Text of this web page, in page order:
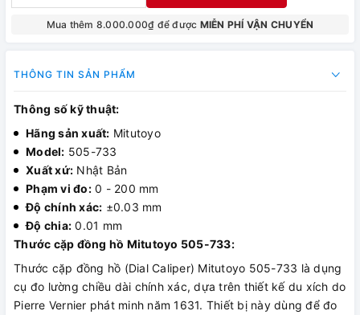
Mua thêm 8.000.000₫ để được MIỄN PHÍ VẬN CHUYỂN
THÔNG TIN SẢN PHẨM
Thông số kỹ thuật:
Hãng sản xuất: Mitutoyo
Model: 505-733
Xuất xứ: Nhật Bản
Phạm vi đo:0 - 200 mm
Độ chính xác: ±0.03 mm
Độ chia: 0.01 mm
Thước cặp đồng hồ Mitutoyo 505-733:
Thước cặp đồng hồ (Dial Caliper) Mitutoyo 505-733 là dụng
cụ đo lường chiều dài chính xác, dựa trên thiết kế du xích do
Pierre Vernier phát minh năm 1631. Thiết bị này dùng để đo